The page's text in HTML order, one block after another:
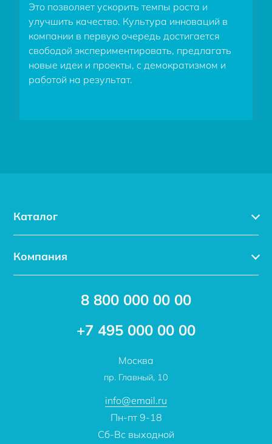
Это позволяет ускорить темпы роста и
улучшить качество. Культура инноваций в
компании в первую очередь достигается
свободой экспериментировать, предлагать
новые идеи и проекты, с демократизмом и
работой на результат.
Каталог
Услуги
Компания
8 800 000 00 00
+7 495 000 00 00
Москва
пр. Главный, 10
info@email.ru
Пн-пт 9-18
Сб-Вс выходной